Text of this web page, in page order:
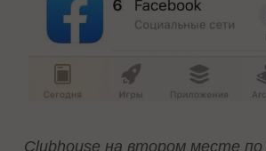
Clubhouse на втором месте по